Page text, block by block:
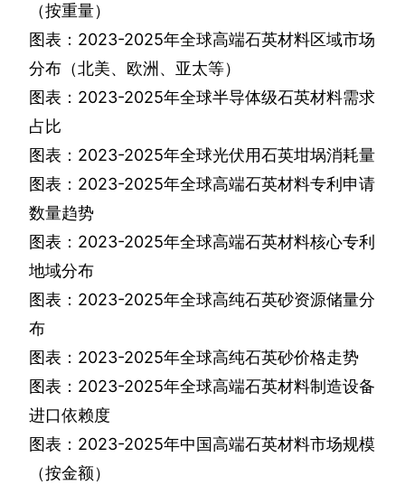
（按重量）
图表： 2023-2025年全球高端石英材料区域市场
分布（北美、欧洲、亚太等）
图表： 2023-2025年全球半导体级石英材料需求
占比
图表： 2023-2025年全球光伏用石英坩埚消耗量
图表： 2023-2025年全球高端石英材料专利申请
数量趋势
图表： 2023-2025年全球高端石英材料核心专利
地域分布
图表： 2023-2025年全球高纯石英砂资源储量分
布
图表： 2023-2025年全球高纯石英砂价格走势
图表： 2023-2025年全球高端石英材料制造设备
进口依赖度
图表： 2023-2025年中国高端石英材料市场规模
（按金额）